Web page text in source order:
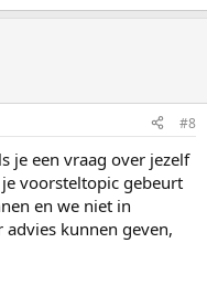
#8
je een vraag over jezelf
voorsteltopic gebeurt
en we niet in
kunnen geven,